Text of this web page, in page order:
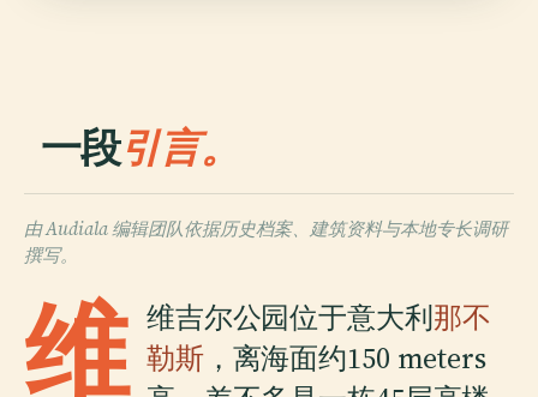
一段引言。
由 Audiala 编辑团队依据历史档案、建筑资料与本地专长调研
撰写。
维 维吉尔公园位于意大利那不
勒斯，离海面约150 meters